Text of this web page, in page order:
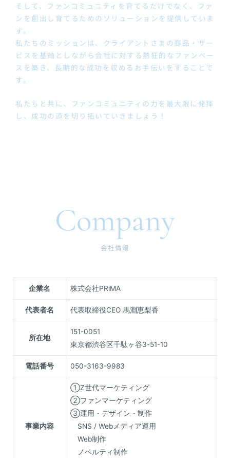
そして、ファンコミュニティを育てるだけでなく、ファ
ンを創出し育てるためのソリューションを提供していま
す。
私たちのミッションは、クライアントさまの商品・サー
ビスを基軸としながら会社に対する熱狂的なファンベー
スを築き、長期的な成功を収めるお手伝いをすることで
す。
私たちと共に、ファンコミュニティの力を最大限に発揮
し、成功の道を切り拓いていきましょう！
Company
会社情報
企業名 株式会社PRiMA
代表者名 代表取締役CEO 馬淵恵梨香
所在地
151-0051
東京都渋谷区千駄ヶ谷3-51-10
電話番号 050-3163-9983​
事業内容
①Z世代マーケティング
②ファンマーケティング
③運用・デザイン・制作
SNS / Webメディア運用
Web制作
ノベルティ制作